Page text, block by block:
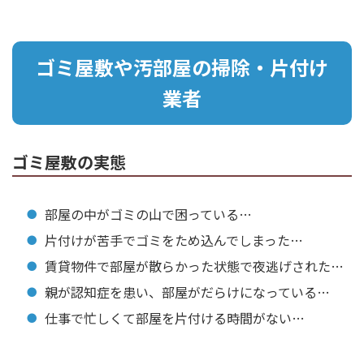
ゴミ屋敷や汚部屋の掃除・片付け
業者
ゴミ屋敷の実態
部屋の中がゴミの山で困っている…
片付けが苦手でゴミをため込んでしまった…
賃貸物件で部屋が散らかった状態で夜逃げされた…
親が認知症を患い、部屋がだらけになっている…
仕事で忙しくて部屋を片付ける時間がない…